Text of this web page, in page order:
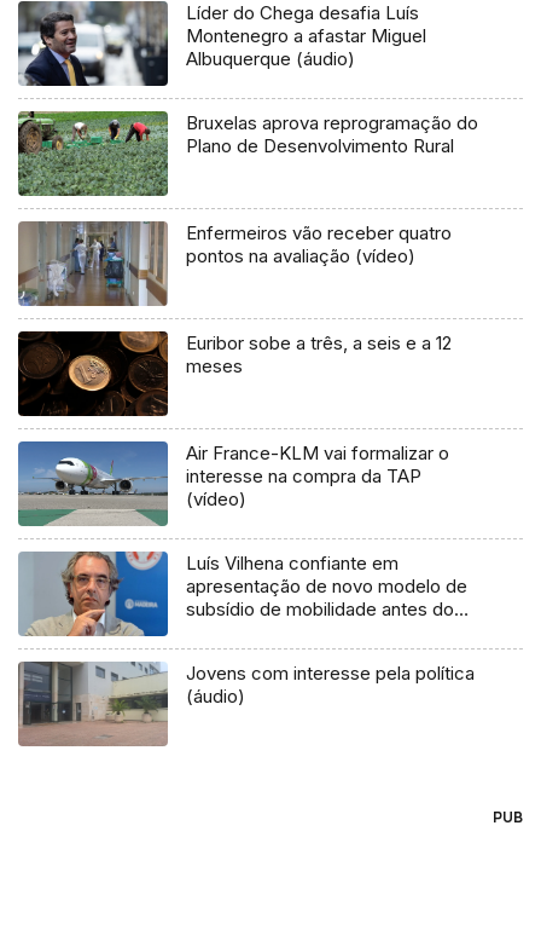
Líder do Chega desafia Luís
Montenegro a afastar Miguel
Albuquerque (áudio)
Bruxelas aprova reprogramação do
Plano de Desenvolvimento Rural
Enfermeiros vão receber quatro
pontos na avaliação (vídeo)
Euribor sobe a três, a seis e a 12
meses
Air France-KLM vai formalizar o
interesse na compra da TAP
(vídeo)
Luís Vilhena confiante em
apresentação de novo modelo de
subsídio de mobilidade antes do
Jovens com interesse pela política
(áudio)
PUB